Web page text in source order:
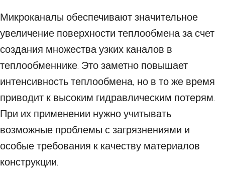
Микроканалы обеспечивают значительное
увеличение поверхности теплообмена за счет
создания множества узких каналов в
теплообменнике. Это заметно повышает
интенсивность теплообмена, но в то же время
приводит к высоким гидравлическим потерям.
При их применении нужно учитывать
возможные проблемы с загрязнениями и
особые требования к качеству материалов
конструкции.